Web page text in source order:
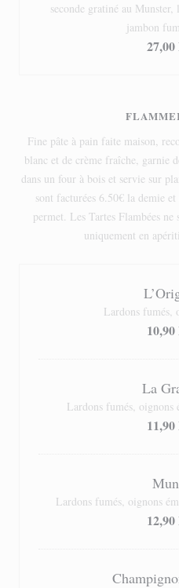
seconde gratiné au Munster,
jambon
Fine pâte à pain faite maison,
blanc et de crème fraîche, garnie
dans un four à bois et servie sur
sont facturées 6.50€ la demie
permet. Les Tartes Flambées
uniquement en
Lardons fumés,
La
Lardons fumés, oignons
Lardons fumés, oignons